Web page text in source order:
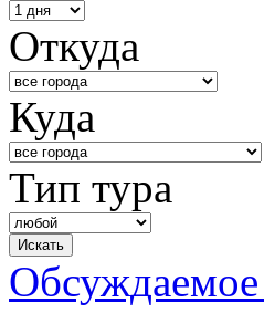
Откуда
Куда
Тип тура